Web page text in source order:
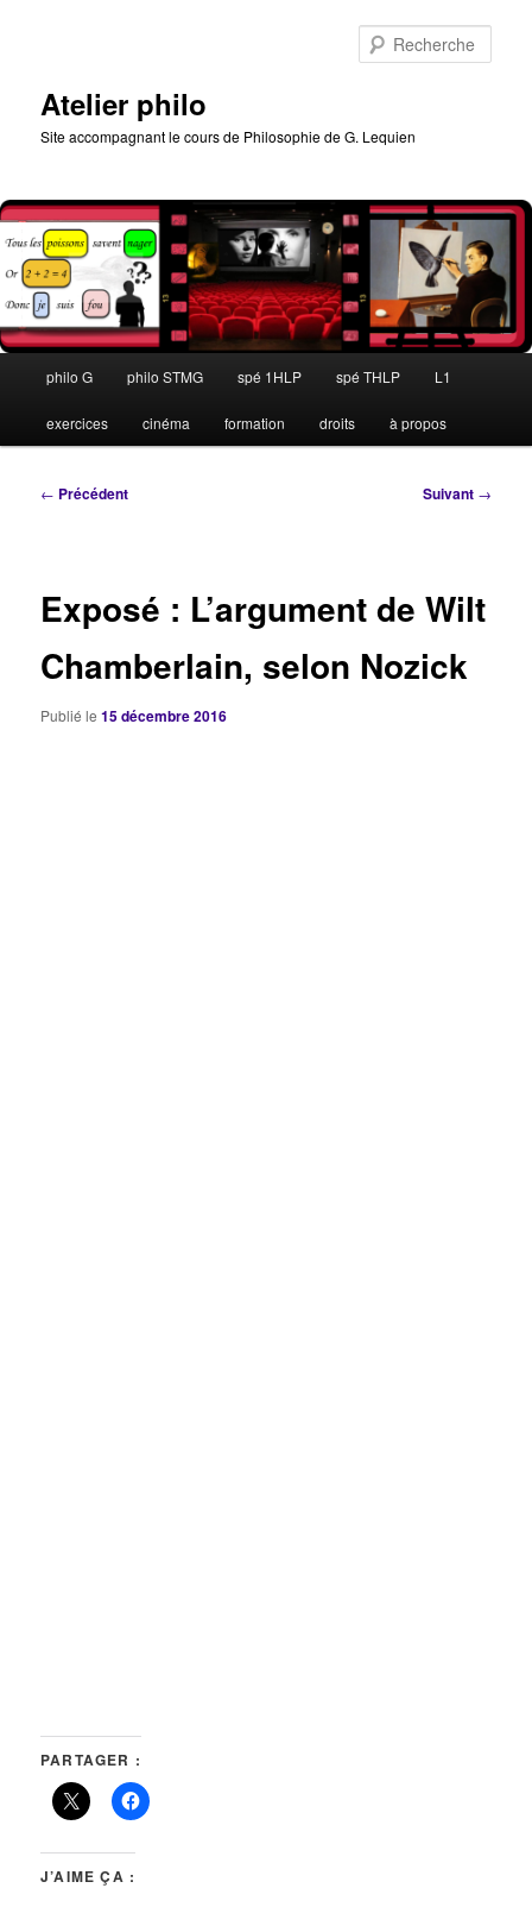
Atelier philo
Site accompagnant le cours de Philosophie de G. Lequien
principal
philo G philo STMG spé 1HLP spé THLP L1
exercices cinéma formation droits à propos
Navigation
← Précédent Suivant →
Exposé : L’argument de Wilt
Chamberlain, selon Nozick
Publié le15 décembre 2016
PARTAGER :
J’AIME ÇA :